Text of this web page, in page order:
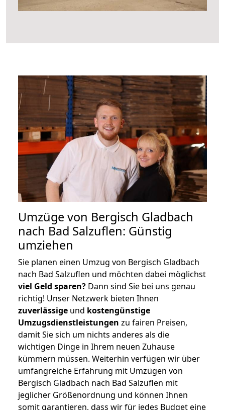
Umzüge von Bergisch Gladbach
nach Bad Salzuflen: Günstig
umziehen
Sie planen einen Umzug von Bergisch Gladbach
nach Bad Salzuflen und möchten dabei möglichst
viel Geld sparen? Dann sind Sie bei uns genau
richtig! Unser Netzwerk bieten Ihnen
zuverlässige und kostengünstige
Umzugsdienstleistungen zu fairen Preisen,
damit Sie sich um nichts anderes als die
wichtigen Dinge in Ihrem neuen Zuhause
kümmern müssen. Weiterhin verfügen wir über
umfangreiche Erfahrung mit Umzügen von
Bergisch Gladbach nach Bad Salzuflen mit
jeglicher Größenordnung und können Ihnen
somit garantieren, dass wir für jedes Budget eine